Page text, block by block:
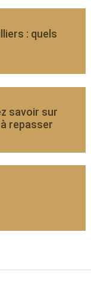
: quels
savoir sur
repasser